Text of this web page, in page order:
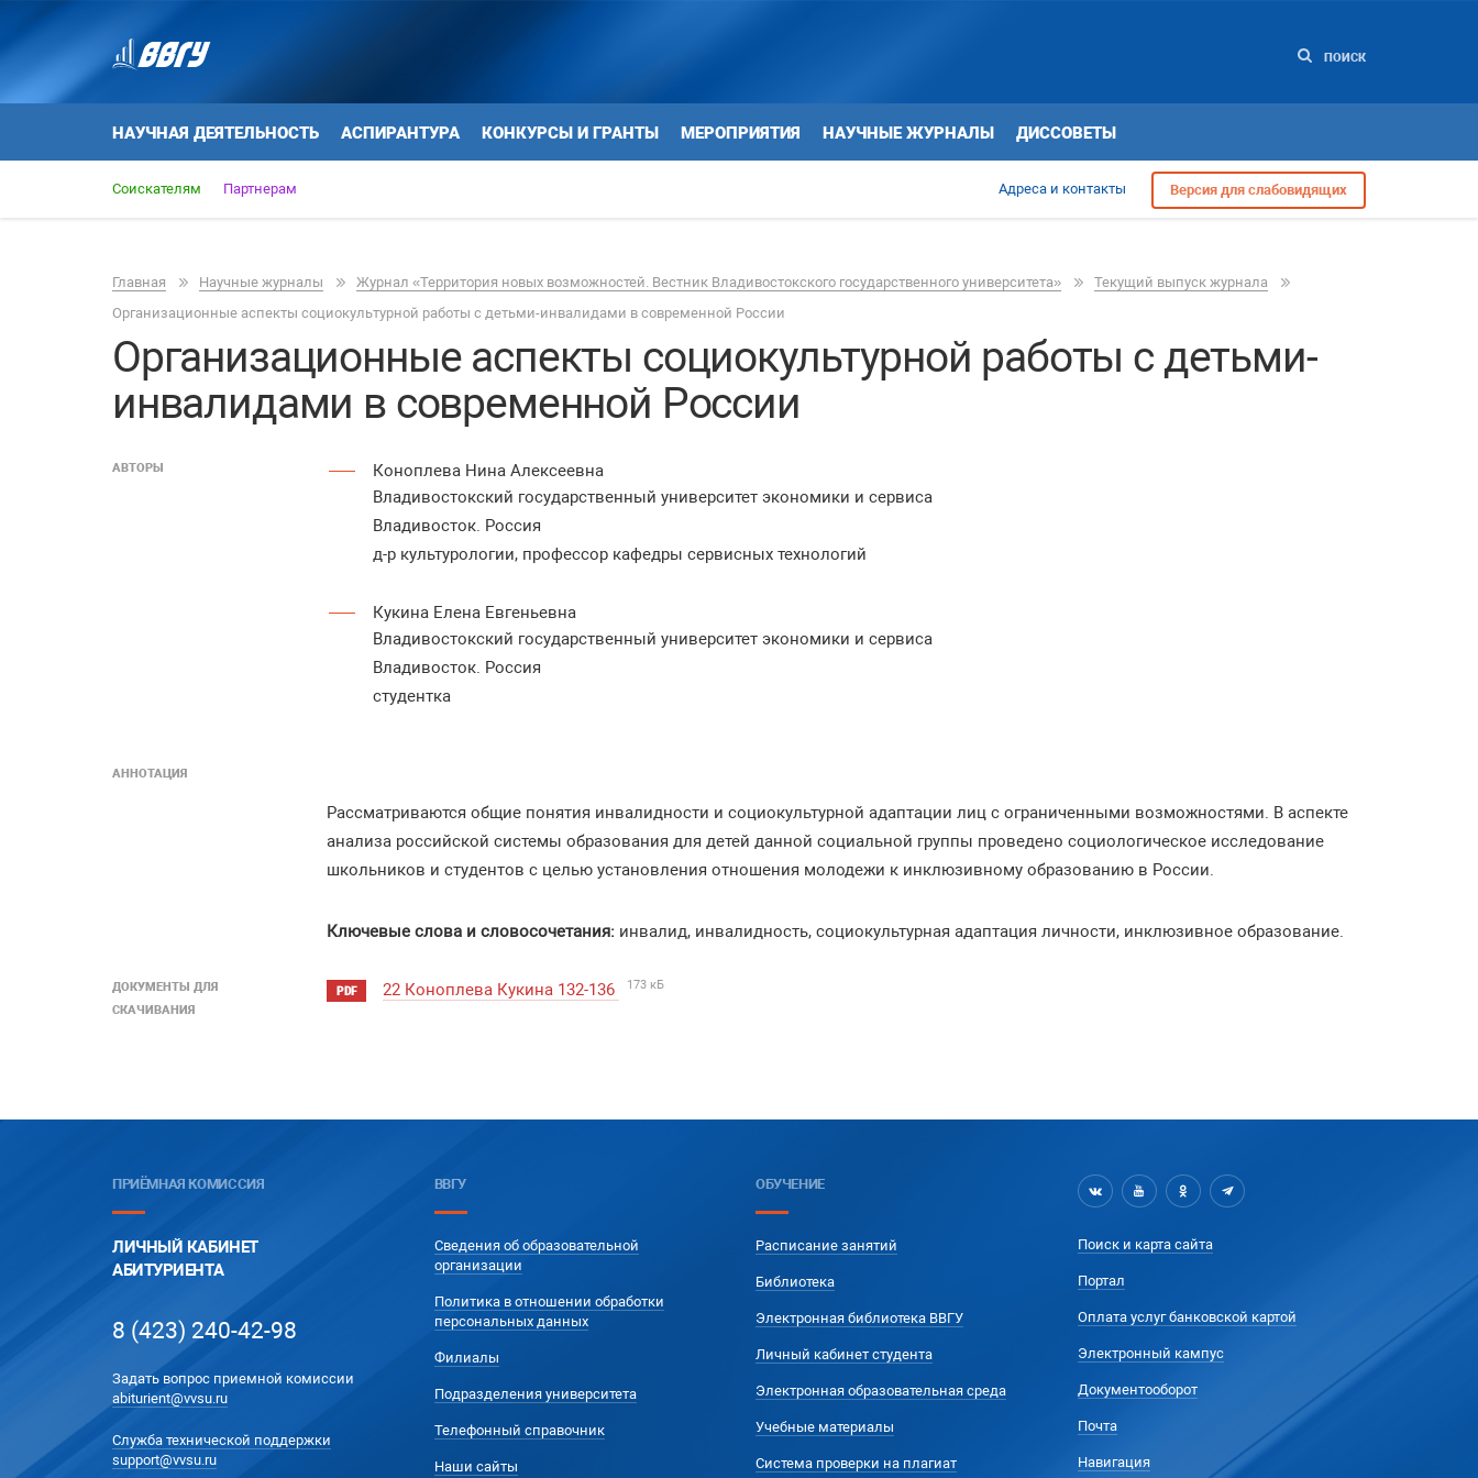
ПОИСК
НАУЧНАЯ ДЕЯТЕЛЬНОСТЬ АСПИРАНТУРА КОНКУРСЫ И ГРАНТЫ МЕРОПРИЯТИЯ НАУЧНЫЕ ЖУРНАЛЫ ДИССОВЕТЫ
Соискателям Партнерам Адреса и контакты Версия для слабовидящих
Главная Научные журналы Журнал «Территория новых возможностей. Вестник Владивостокского государственного университета»
Текущий выпуск журнала
Организационные аспекты социокультурной работы с детьми-инвалидами в современной России
Организационные аспекты социокультурной работы с детьми-
инвалидами в современной России
АВТОРЫ
Коноплева Нина Алексеевна
Владивостокский государственный университет экономики и сервиса
Владивосток. Россия
д-р культурологии, профессор кафедры сервисных технологий
Кукина Елена Евгеньевна
Владивостокский государственный университет экономики и сервиса
Владивосток. Россия
студентка
АННОТАЦИЯ
Рассматриваются общие понятия инвалидности и социокультурной адаптации лиц с ограниченными возможностями. В аспекте
анализа российской системы образования для детей данной социальной группы проведено социологическое исследование
школьников и студентов с целью установления отношения молодежи к инклюзивному образованию в России.
Ключевые слова и словосочетания: инвалид, инвалидность, социокультурная адаптация личности, инклюзивное образование.
ДОКУМЕНТЫ ДЛЯ
СКАЧИВАНИЯ
PDF 22 Коноплева Кукина 132-136 173 кБ
ПРИЁМНАЯ КОМИССИЯ
ЛИЧНЫЙ КАБИНЕТ
АБИТУРИЕНТА
8 (423) 240-42-98
Задать вопрос приемной комиссии
abiturient@vvsu.ru
Служба технической поддержки
support@vvsu.ru
ВВГУ
Сведения об образовательной
организации
Политика в отношении обработки
персональных данных
Филиалы
Подразделения университета
Телефонный справочник
Наши сайты
ОБУЧЕНИЕ
Расписание занятий
Библиотека
Электронная библиотека ВВГУ
Личный кабинет студента
Электронная образовательная среда
Учебные материалы
Система проверки на плагиат
Поиск и карта сайта
Портал
Оплата услуг банковской картой
Электронный кампус
Документооборот
Почта
Навигация